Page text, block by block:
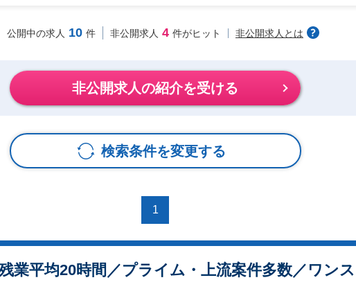
公開中の求人 10 件 非公開求人 4 件がヒット 非公開求人とは
非公開求人の紹介を受ける
検索条件を変更する
1
業平均20時間／プライム・上流案件多数／ワン